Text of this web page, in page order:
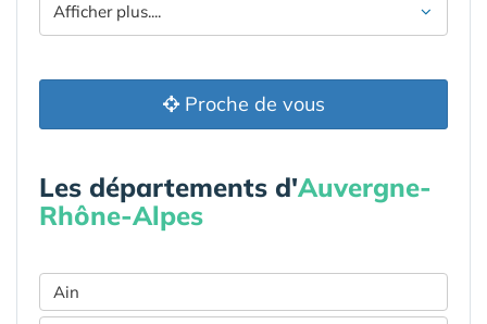
Afficher plus....
Proche de vous
Les départements d'Auvergne-
Rhône-Alpes
Ain